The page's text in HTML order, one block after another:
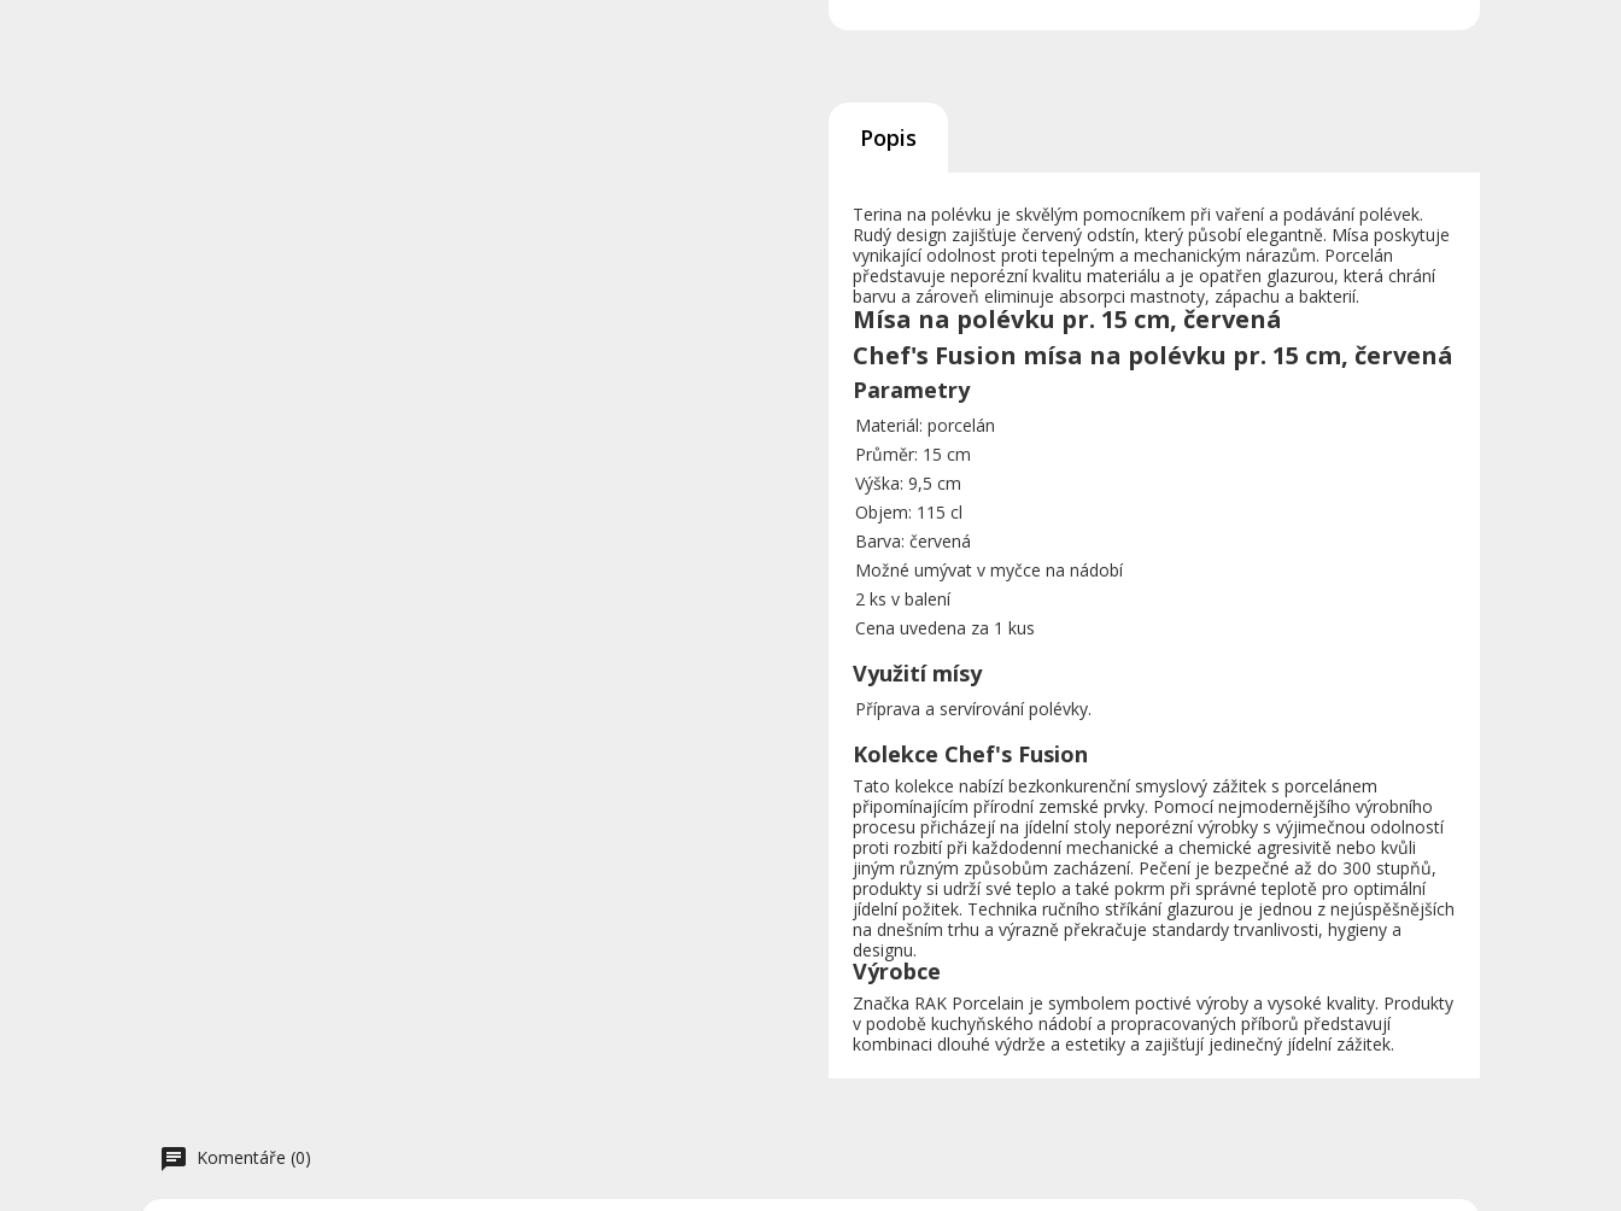
Popis
Terina na polévku je skvělým pomocníkem při vaření a podávání polévek.
Rudý design zajišťuje červený odstín, který působí elegantně. Mísa poskytuje
vynikající odolnost proti tepelným a mechanickým nárazům. Porcelán
představuje neporézní kvalitu materiálu a je opatřen glazurou, která chrání
barvu a zároveň eliminuje absorpci mastnoty, zápachu a bakterií.
Mísa na polévku pr. 15 cm, červená
Chef's Fusion mísa na polévku pr. 15 cm, červená
Parametry
Materiál: porcelán
Průměr: 15 cm
Výška: 9,5 cm
Objem: 115 cl
Barva: červená
Možné umývat v myčce na nádobí
2 ks v balení
Cena uvedena za 1 kus
Využití mísy
Příprava a servírování polévky.
Kolekce Chef's Fusion
Tato kolekce nabízí bezkonkurenční smyslový zážitek s porcelánem
připomínajícím přírodní zemské prvky. Pomocí nejmodernějšího výrobního
procesu přicházejí na jídelní stoly neporézní výrobky s výjimečnou odolností
proti rozbití při každodenní mechanické a chemické agresivitě nebo kvůli
jiným různým způsobům zacházení. Pečení je bezpečné až do 300 stupňů,
produkty si udrží své teplo a také pokrm při správné teplotě pro optimální
jídelní požitek. Technika ručního stříkání glazurou je jednou z nejúspěšnějších
na dnešním trhu a výrazně překračuje standardy trvanlivosti, hygieny a
designu.
Výrobce
Značka RAK Porcelain je symbolem poctivé výroby a vysoké kvality. Produkty
v podobě kuchyňského nádobí a propracovaných příborů představují
kombinaci dlouhé výdrže a estetiky a zajišťují jedinečný jídelní zážitek.
Komentáře (0)